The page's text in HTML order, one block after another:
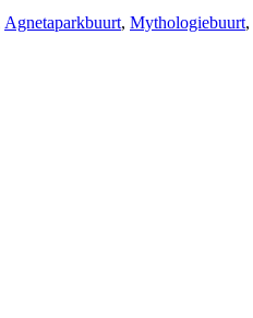
Agnetaparkbuurt, Mythologiebuurt,